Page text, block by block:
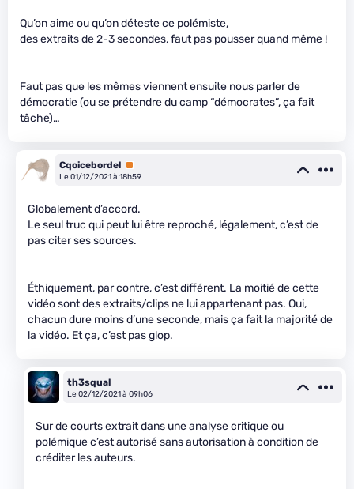
Qu’on aime ou qu’on déteste ce polémiste,
des extraits de 2-3 secondes, faut pas pousser quand même !
Faut pas que les mêmes viennent ensuite nous parler de
démocratie (ou se prétendre du camp “démocrates”, ça fait
tâche)…
Cqoicebordel Premium
Le 01/12/2021 à 18h59
Globalement d’accord.
Le seul truc qui peut lui être reproché, légalement, c’est de
pas citer ses sources.
Éthiquement, par contre, c’est différent. La moitié de cette
vidéo sont des extraits/clips ne lui appartenant pas. Oui,
chacun dure moins d’une seconde, mais ça fait la majorité de
la vidéo. Et ça, c’est pas glop.
th3squal
Le 02/12/2021 à 09h06
Sur de courts extrait dans une analyse critique ou
polémique c’est autorisé sans autorisation à condition de
créditer les auteurs.